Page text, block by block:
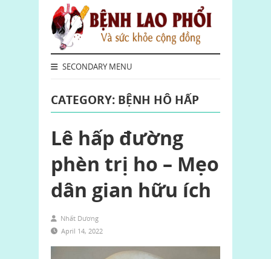
SECONDARY MENU
CATEGORY: BỆNH HÔ HẤP
Lê hấp đường
phèn trị ho – Mẹo
dân gian hữu ích
Nhất Dương
April 14, 2022